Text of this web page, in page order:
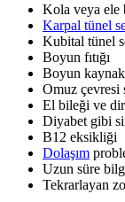
Kola veya ele
Karpal tünel
Kubital tünel
Boyun fıtığı
Boyun
Omuz çevresi
El bileği ve
Diyabet gibi
B12 eksikliği
Dolaşım
Uzun süre
Tekrarlayan